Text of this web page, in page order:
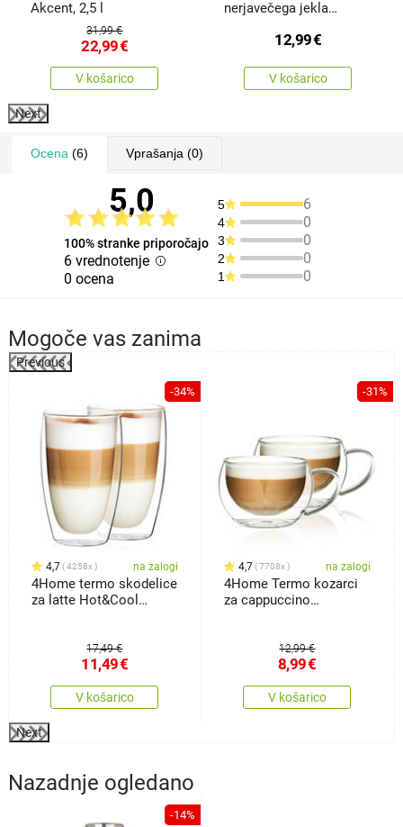
Akcent, 2,5 l
31,99 €
22,99€
V košarico
nerjavečega jekla
12,99€
V košarico
Next
Ocena (6) Vprašanja (0)
5,0
100% stranke priporočajo
6 vrednotenje
0 ocena
5 6
4 0
3 0
2 0
1 0
Mogoče vas zanima
Previous
-34%
4,7 4258x na zalogi
4Home termo skodelice
za latte Hot&Cool
17,49 €
11,49€
V košarico
-31%
4,7 7708x na zalogi
4Home Termo kozarci
za cappuccino
12,99 €
8,99€
V košarico
Next
Nazadnje ogledano
-14%